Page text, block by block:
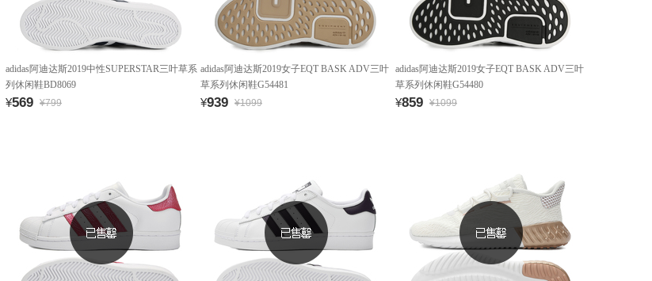
adidas阿迪达斯2019中性SUPERSTAR三叶草系
列休闲鞋BD8069
¥569 ¥799
adidas阿迪达斯2019女子EQT BASK ADV三叶
草系列休闲鞋G54481
¥939 ¥1099
adidas阿迪达斯2019女子EQT BASK ADV三叶
草系列休闲鞋G54480
¥859 ¥1099